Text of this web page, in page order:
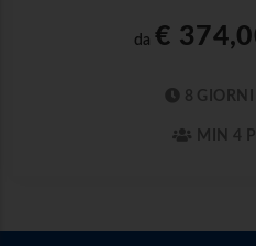
da €
8 GIORNI
MIN 4